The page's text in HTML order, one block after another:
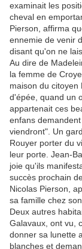
examinait les
cheval en
Pierson, affirma
ennemie de venir
disant qu'on ne
Au dire de
la femme de
maison du citoyen
d'épée, quand un
appartenait ces
enfans
viendront". Un
Rouyer porter du
leur porte. Jean-
joie qu'ils
succès prochain
Nicolas Pierson,
sa famille chez
Deux autres
Galavaux, ont vu,
donner sa lunette
blanches et